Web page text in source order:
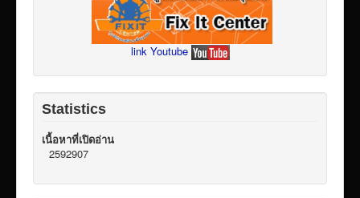
link Youtube
Statistics
เนื้อหาที่เปิดอ่าน
2592907